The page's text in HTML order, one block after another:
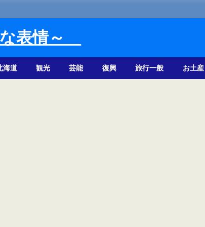
な表情～
海道 観光 芸能 復興 旅行一般 お土